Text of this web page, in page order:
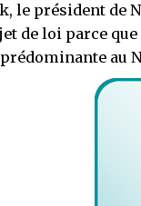
le président de
de loi parce
au